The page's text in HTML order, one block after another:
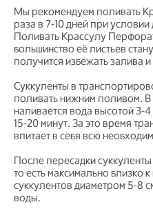
Мы рекомендуем поливать
раза в 7-10 дней при
Поливать Крассулу
большинство её листьев
получится избежать залива
Суккуленты в
поливать нижним поливом. В
наливается вода высотой 3-
15-20 минут. За это время
впитает в себя всю
После пересадки
то есть максимально близко
суккулентов диаметром 5-8
воды.